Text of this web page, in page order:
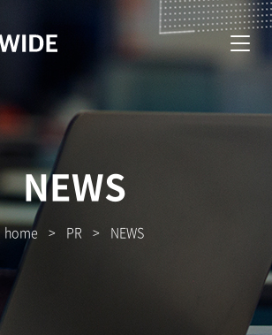
NEWS
home > PR > NEWS